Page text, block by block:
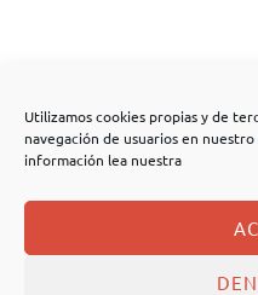
Utilizamos cookies propias y de
navegación de usuarios en
información lea nuestra